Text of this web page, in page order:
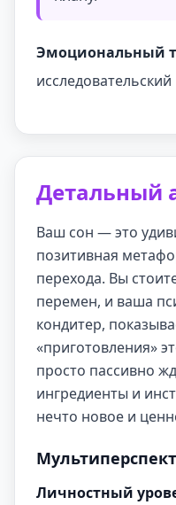
Эмоциональный
исследовательский
Детальный
Ваш сон — это
позитивная
перехода. Вы
перемен, и ваша
кондитер,
«приготовления»
просто пассивно
ингредиенты и
нечто новое и
Личностный